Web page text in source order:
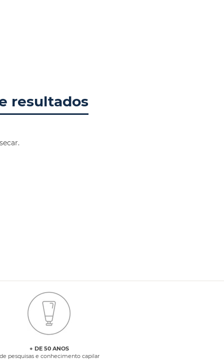
resultados
+ DE 50 ANOS
de pesquisas e conhecimento capilar